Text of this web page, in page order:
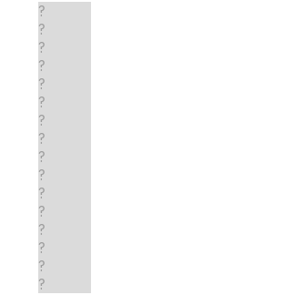
?
?
?
?
?
?
?
?
?
?
?
?
?
?
?
?